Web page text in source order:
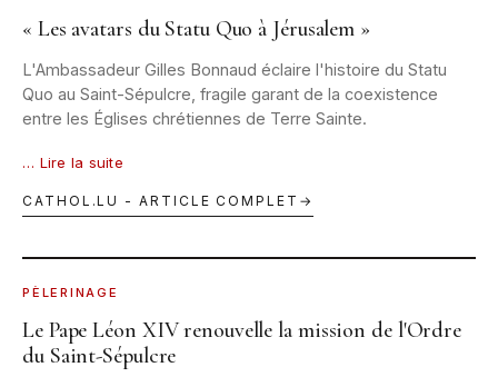
« Les avatars du Statu Quo à Jérusalem »
L'Ambassadeur Gilles Bonnaud éclaire l'histoire du Statu
Quo au Saint-Sépulcre, fragile garant de la coexistence
entre les Églises chrétiennes de Terre Sainte.
… Lire la suite
CATHOL.LU - ARTICLE COMPLET →
PÈLERINAGE
Le Pape Léon XIV renouvelle la mission de l'Ordre
du Saint-Sépulcre